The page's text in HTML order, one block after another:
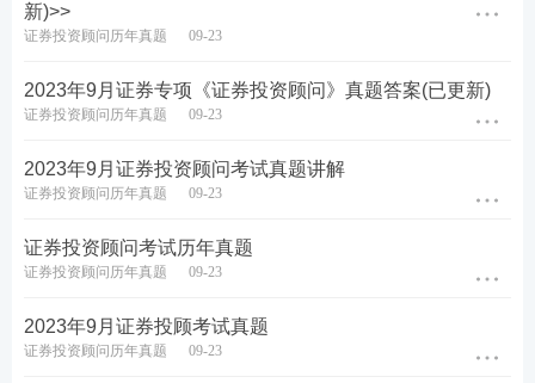
关注：2023年证券从业成绩查询时间及入口
新一轮证券从业备考已开启，不懂制定学习计划？无
法提炼教材考点？不妨跟随讲师学习，233网校证券
从业通关课程，新考季抢先赢>>
新)>>
证券投资顾问历年真题 09-23
2023年9月证券专项《证券投资顾问》真题答案(已更新)
证券投资顾问历年真题 09-23
2023年9月证券投资顾问考试真题讲解
证券投资顾问历年真题 09-23
证券投资顾问考试历年真题
证券投资顾问历年真题 09-23
2023年9月证券投顾考试真题
证券投资顾问历年真题 09-23